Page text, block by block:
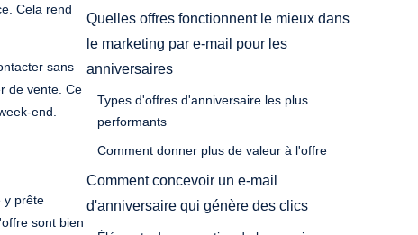
Cela rend
sans
de vente. Ce
end.
y prête
sont bien
Quelles offres fonctionnent le mieux dans
le marketing par e-mail pour les
anniversaires
Types d'offres d'anniversaire les plus
performants
Comment donner plus de valeur à l'offre
Comment concevoir un e-mail
d'anniversaire qui génère des clics